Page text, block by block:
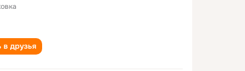
в друзья